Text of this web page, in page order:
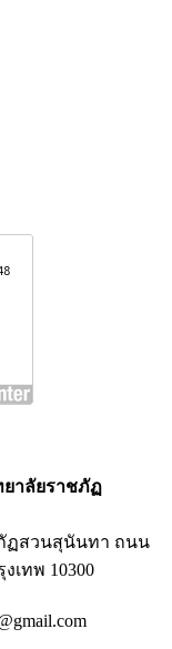
าลัยราชภัฏ
ฏสวนสุนันทา ถนน
เทพ 10300